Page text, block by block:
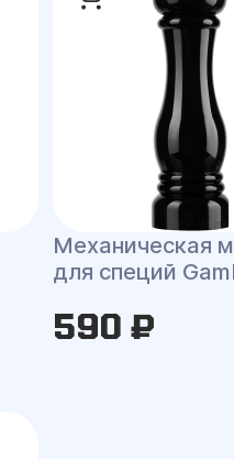
Механическая
для специй
590 ₽